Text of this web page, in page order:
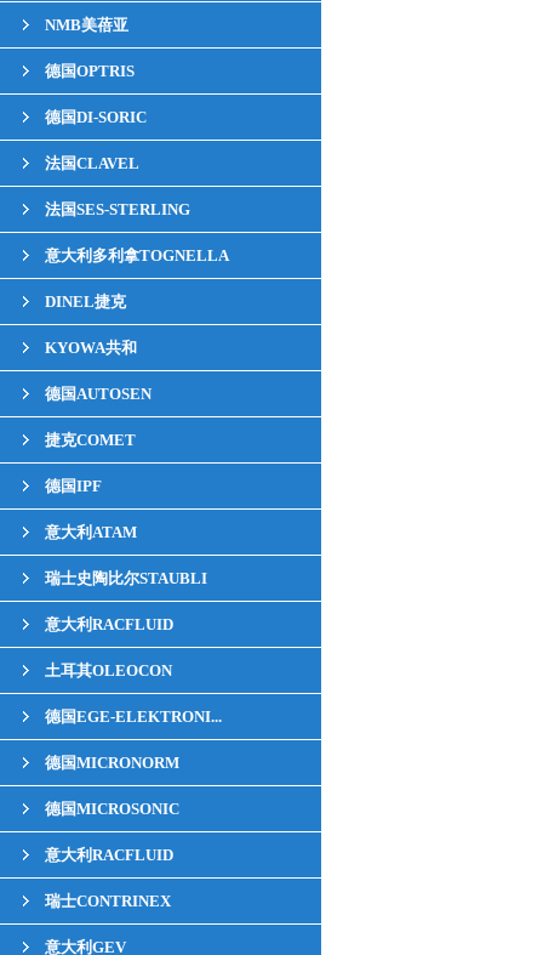
NMB美蓓亚
德国OPTRIS
德国DI-SORIC
法国CLAVEL
法国SES-STERLING
意大利多利拿TOGNELLA
DINEL捷克
KYOWA共和
德国AUTOSEN
捷克COMET
德国IPF
意大利ATAM
瑞士史陶比尔STAUBLI
意大利RACFLUID
土耳其OLEOCON
德国EGE-ELEKTRONI...
德国MICRONORM
德国MICROSONIC
意大利RACFLUID
瑞士CONTRINEX
意大利GEV